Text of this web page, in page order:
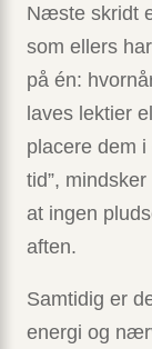
Næste skridt
som ellers
på én:
laves lektier
placere dem
tid”,
at ingen
aften.
Samtidig er
energi og